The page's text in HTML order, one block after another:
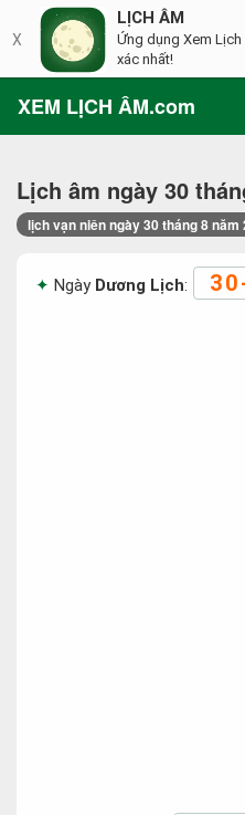
XEM LỊCH ÂM.com
Lịch âm ngày 30
lịch vạn niên ngày 30 tháng 8 năm
Ngày Dương Lịch:
X
LỊCH ÂM
Ứng dụng Xem Lịch
xác nhất!